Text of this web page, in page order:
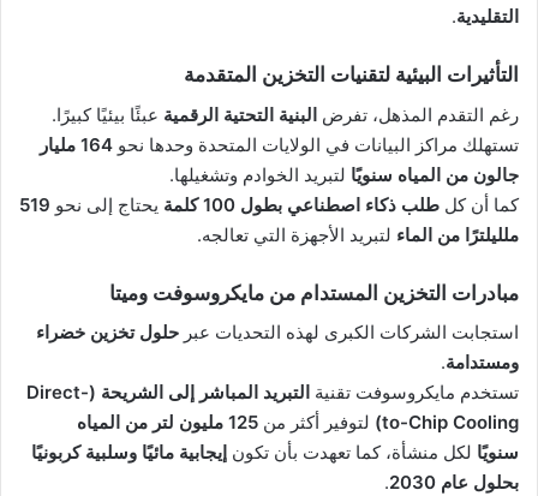
التقليدية.
التأثيرات البيئية لتقنيات التخزين المتقدمة
رغم التقدم المذهل، تفرض البنية التحتية الرقمية عبئًا بيئيًا كبيرًا.
تستهلك مراكز البيانات في الولايات المتحدة وحدها نحو
164 مليار
جالون من المياه سنويًا لتبريد الخوادم وتشغيلها.
كما أن كل طلب ذكاء اصطناعي بطول 100 كلمة يحتاج إلى نحو 519
ملليلترًا من الماء لتبريد الأجهزة التي تعالجه.
مبادرات التخزين المستدام من مايكروسوفت وميتا
استجابت الشركات الكبرى لهذه التحديات عبر حلول تخزين خضراء
ومستدامة.
تستخدم مايكروسوفت تقنية
التبريد المباشر إلى الشريحة (Direct-
to-Chip Cooling) لتوفير أكثر من
125 مليون لتر من المياه
سنويًا لكل منشأة، كما تعهدت بأن تكون إيجابية مائيًا وسلبية كربونيًا
بحلول عام 2030
.